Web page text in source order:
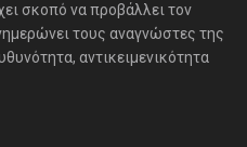
σκοπό να προβάλλει τον
τους αναγνώστες της
αντικειμενικότητα